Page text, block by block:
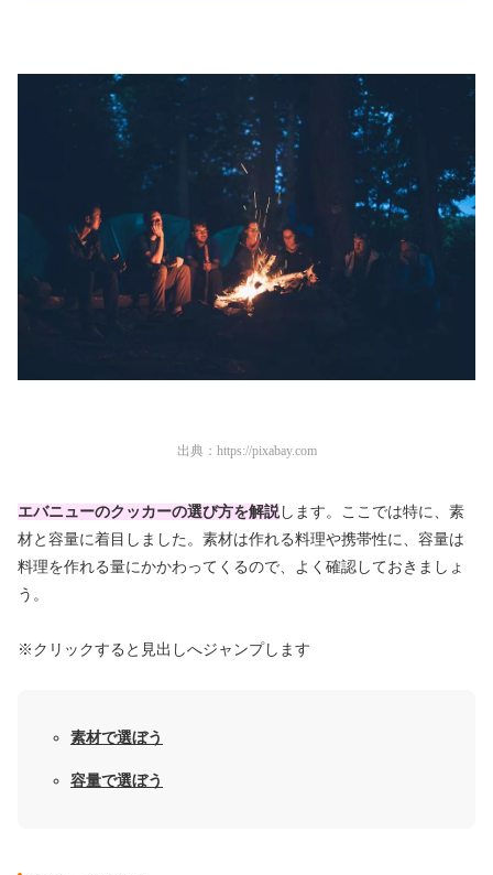
出典： https://pixabay.com
エバニューのクッカーの選び方を解説します。ここでは特に、素
材と容量に着目しました。素材は作れる料理や携帯性に、容量は
料理を作れる量にかかわってくるので、よく確認しておきましょ
う。
※クリックすると見出しへジャンプします
素材で選ぼう
容量で選ぼう